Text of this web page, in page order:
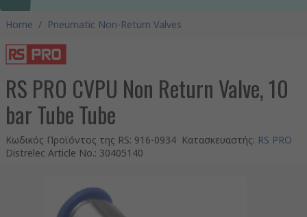
Home / Pneumatic Non-Return Valves
RS PRO CVPU Non Return Valve, 10
bar Tube Tube
Κωδικός Προϊόντος της RS: 916-0934 Κατασκευαστής: RS PRO
Distrelec Article No.: 30405140